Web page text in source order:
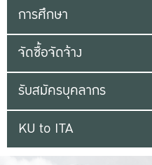
การศึกษา
จัดซื้อจัดจ้าง
รับสมัครบุคลากร
KU to ITA